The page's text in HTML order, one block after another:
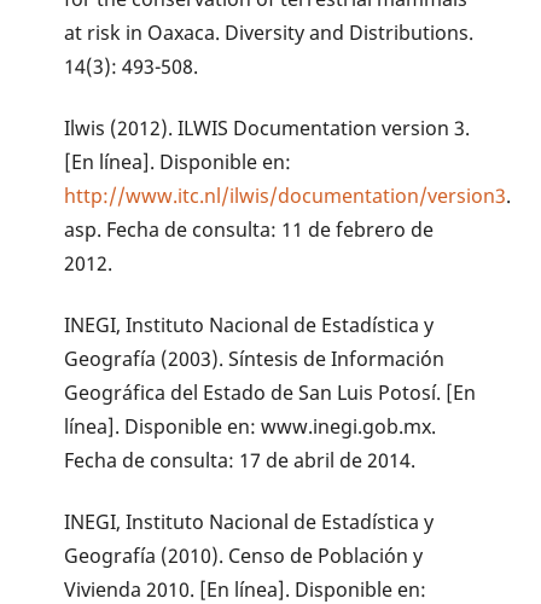
at risk in Oaxaca. Diversity and Distributions.
14(3): 493-508.
Ilwis (2012). ILWIS Documentation version 3.
[En línea]. Disponible en:
http://www.itc.nl/ilwis/documentation/version3.
asp. Fecha de consulta: 11 de febrero de
2012.
INEGI, Instituto Nacional de Estadística y
Geografía (2003). Síntesis de Información
Geográfica del Estado de San Luis Potosí. [En
línea]. Disponible en: www.inegi.gob.mx.
Fecha de consulta: 17 de abril de 2014.
INEGI, Instituto Nacional de Estadística y
Geografía (2010). Censo de Población y
Vivienda 2010. [En línea]. Disponible en: